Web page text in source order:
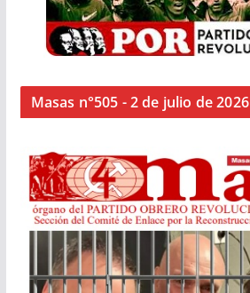
Masas n°505 - 2 de julio de 2026